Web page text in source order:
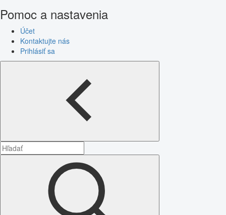
Pomoc a nastavenia
Účet
Kontaktujte nás
Prihlásiť sa